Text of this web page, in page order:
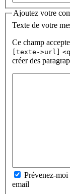
Ajoutez votre
Texte de votre
Ce champ
[texte->url]
créer des
Prévenez-moi
email